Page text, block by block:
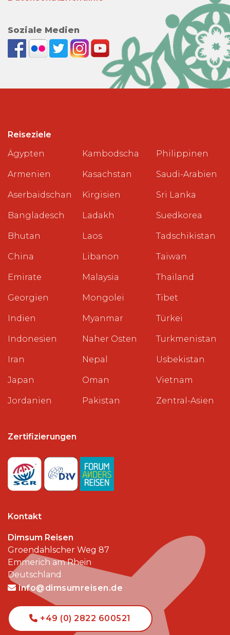
Soziale Medien
Reiseziele
Ägypten
Armenien
Aserbaidschan
Bangladesch
Bhutan
China
Emirate
Georgien
Indien
Indonesien
Iran
Japan
Jordanien
Kambodscha
Kasachstan
Kirgisien
Ladakh
Laos
Libanon
Malaysia
Mongolei
Myanmar
Naher Osten
Nepal
Oman
Pakistan
Philippinen
Saudi-Arabien
Sri Lanka
Suedkorea
Tadschikistan
Taiwan
Thailand
Tibet
Türkei
Turkmenistan
Usbekistan
Vietnam
Zentral-Asien
Zertifizierungen
Kontakt
Dimsum Reisen
Groendahlscher Weg 87
Emmerich am Rhein
Deutschland
info@dimsumreisen.de
+49 (0) 2822 600521